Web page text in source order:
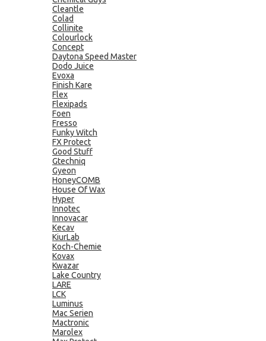
Cleantle
Colad
Collinite
Colourlock
Concept
Daytona Speed Master
Dodo Juice
Evoxa
Finish Kare
Flex
Flexipads
Foen
Fresso
Funky Witch
FX Protect
Good Stuff
Gtechniq
Gyeon
HoneyCOMB
House Of Wax
Hyper
Innotec
Innovacar
Kecav
KiurLab
Koch-Chemie
Kovax
Kwazar
Lake Country
LARE
LCK
Luminus
Mac Serien
Mactronic
Marolex